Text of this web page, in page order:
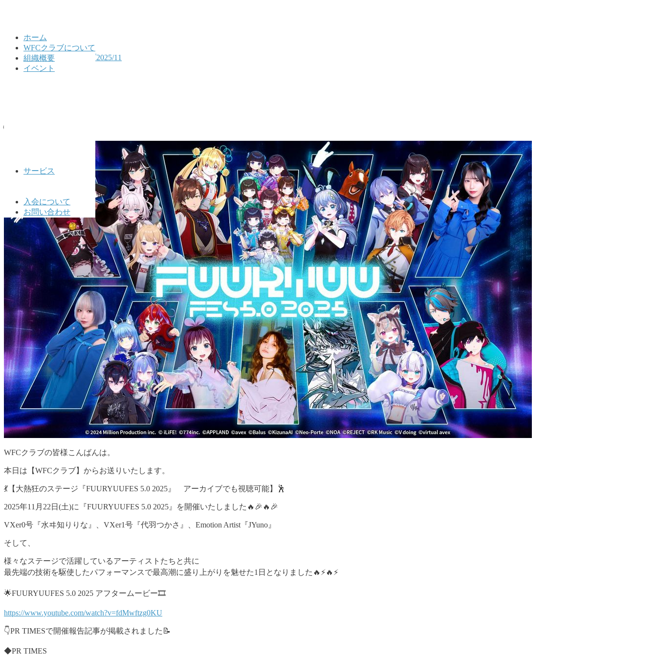
ホーム
WFCクラブについて
組織概要
イベント
サービス
入会について
お問い合わせ
HOME
公式LINEアーカイブ2025/11
2025/11/29
WFCクラブの皆様こんばんは。
本日は【WFCクラブ】からお送りいたします。
💃【大熱狂のステージ『FUURYUUFES 5.0 2025』 アーカイブでも視聴可能】🕺
2025年11月22日(土)に『FUURYUUFES 5.0 2025』を開催いたしました🔥🎉🔥🎉
VXer0号『水ヰ知りりな』、VXer1号『代羽つかさ』、Emotion Artist『JYuno』
そして、
様々なステージで活躍しているアーティストたちと共に
最先端の技術を駆使したパフォーマンスで最高潮に盛り上がりを魅せた1日となりました🔥⚡️🔥⚡️
🌟FUURYUUFES 5.0 2025 アフタームービー🎞️
https://www.youtube.com/watch?v=fdMwftzg0KU
👇PR TIMESで開催報告記事が掲載されました📝
◆PR TIMES